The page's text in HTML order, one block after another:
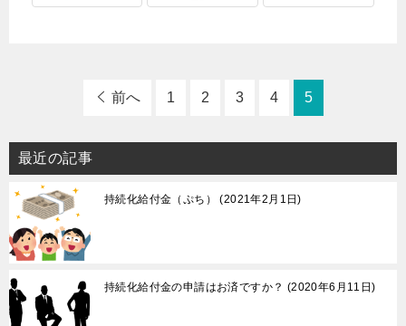
前へ 1 2 3 4 5
最近の記事
持続化給付金（ぷち） 2021年2月1日
持続化給付金の申請はお済ですか？ 2020年6月11日